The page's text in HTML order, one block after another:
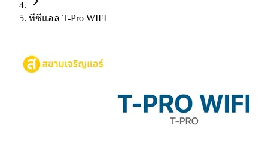
ทีซีแอล T-Pro WIFI